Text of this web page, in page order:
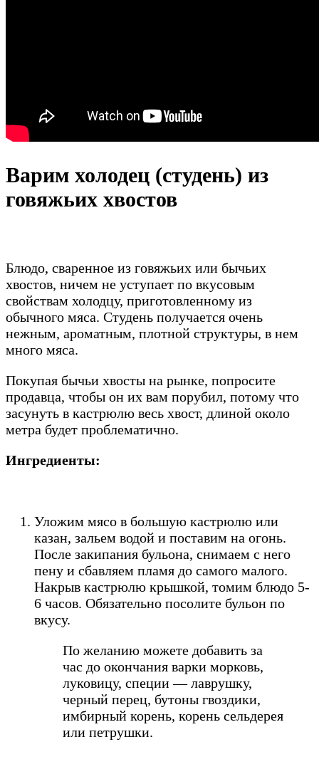
Варим холодец (студень) из
говяжьих хвостов
Блюдо, сваренное из говяжьих или бычьих
хвостов, ничем не уступает по вкусовым
свойствам холодцу, приготовленному из
обычного мяса. Студень получается очень
нежным, ароматным, плотной структуры, в нем
много мяса.
Покупая бычьи хвосты на рынке, попросите
продавца, чтобы он их вам порубил, потому что
засунуть в кастрюлю весь хвост, длиной около
метра будет проблематично.
Ингредиенты:
Уложим мясо в большую кастрюлю или
казан, зальем водой и поставим на огонь.
После закипания бульона, снимаем с него
пену и сбавляем пламя до самого малого.
Накрыв кастрюлю крышкой, томим блюдо 5-
6 часов. Обязательно посолите бульон по
вкусу.
По желанию можете добавить за
час до окончания варки морковь,
луковицу, специи — лаврушку,
черный перец, бутоны гвоздики,
имбирный корень, корень сельдерея
или петрушки.